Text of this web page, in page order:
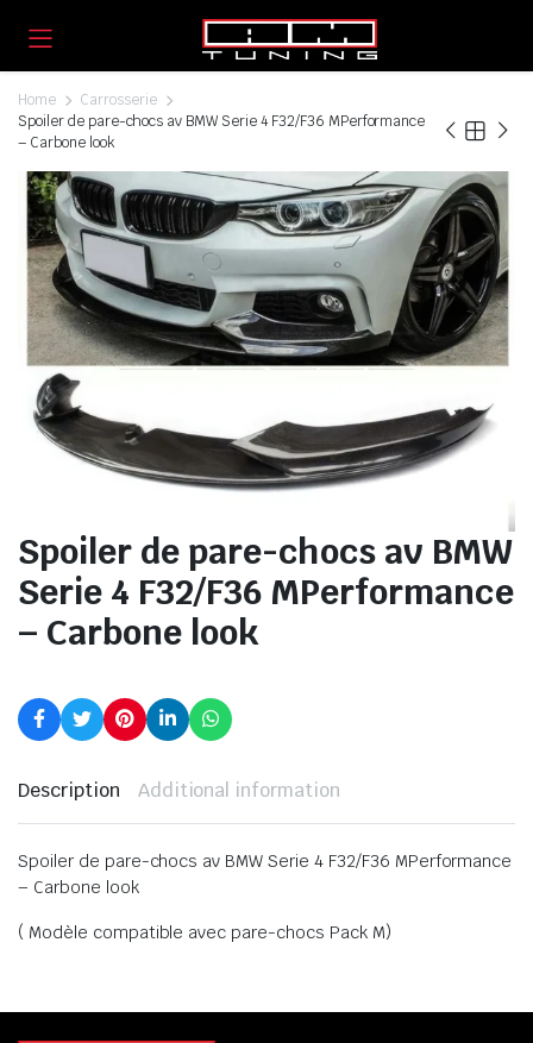
Home
Carrosserie
Spoiler de pare-chocs av BMW Serie 4 F32/F36 MPerformance
– Carbone look
Spoiler de pare-chocs av BMW
Serie 4 F32/F36 MPerformance
– Carbone look
Description Additional information
Spoiler de pare-chocs av BMW Serie 4 F32/F36 MPerformance
– Carbone look
( Modèle compatible avec pare-chocs Pack M)